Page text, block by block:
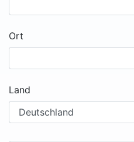
Ort
Land